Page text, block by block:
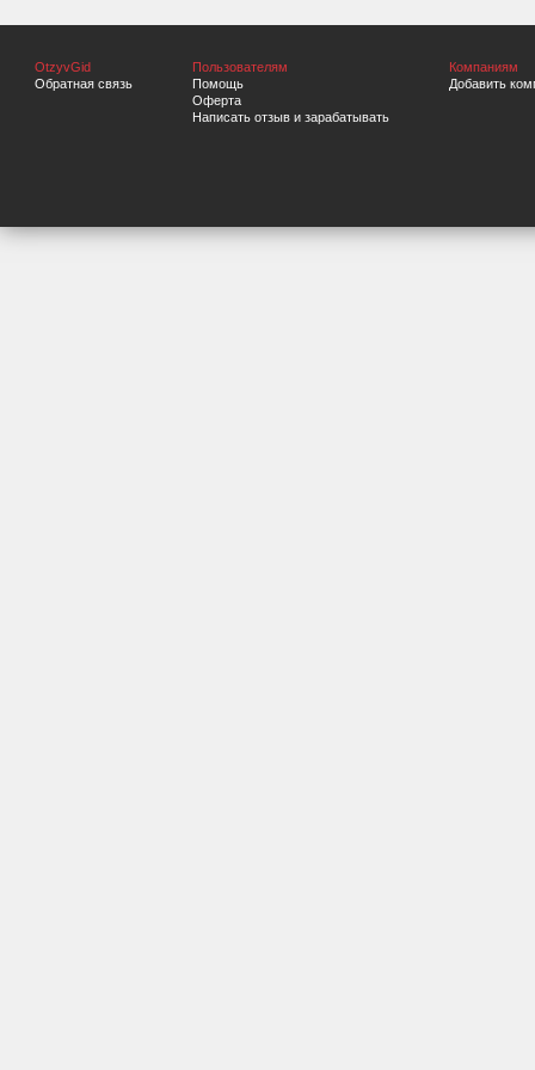
OtzyvGid
Обратная связь
Пользователям
Помощь
Оферта
Написать отзыв и зарабатывать
Компаниям
Добавить